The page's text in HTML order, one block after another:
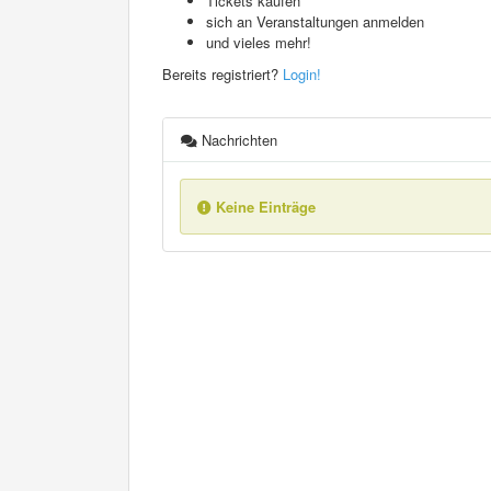
sich an Veranstaltungen anmelden
und vieles mehr!
Bereits registriert? Login!
Nachrichten
Keine Einträge